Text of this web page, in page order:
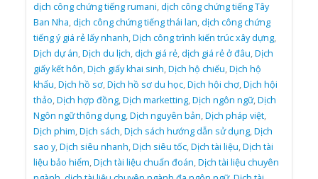
dịch công chứng tiếng rumani,dịch công chứng tiếng Tây
Ban Nha,dịch công chứng tiếng thái lan,dịch công chứng
tiếng ý giá rẻ lấy nhanh,Dịch công trình kiến trúc xây dựng,
Dịch dự án,Dịch du lịch,dịch giá rẻ,dịch giá rẻ ở đâu,Dịch
giấy kết hôn,Dịch giấy khai sinh,Dịch hộ chiếu,Dịch hộ
khẩu,Dịch hồ sơ,Dịch hồ sơ du học,Dịch hội chợ,Dịch hội
thảo,Dịch hợp đồng,Dịch marketting,Dịch ngôn ngữ,Dịch
Ngôn ngữ thông dụng,Dịch nguyên bản,Dịch pháp việt,
Dịch phim,Dịch sách,Dịch sách hướng dẫn sử dụng,Dịch
sao y,Dịch siêu nhanh,Dịch siêu tốc,Dịch tài liệu,Dịch tài
liệu bảo hiểm,Dịch tài liệu chuẩn đoán,Dịch tài liệu chuyên